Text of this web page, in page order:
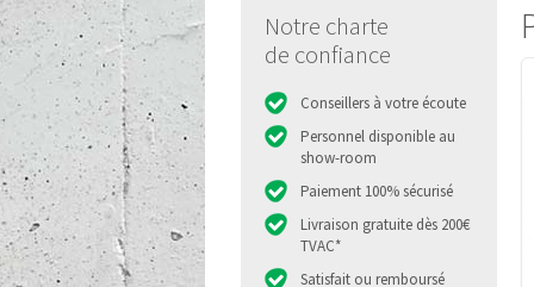
A demande
Notre charte
de confiance
Conseillers à votre écoute
Personnel disponible au
show-room
Paiement 100% sécurisé
Livraison gratuite dès 200€
TVAC*
Satisfait ou remboursé